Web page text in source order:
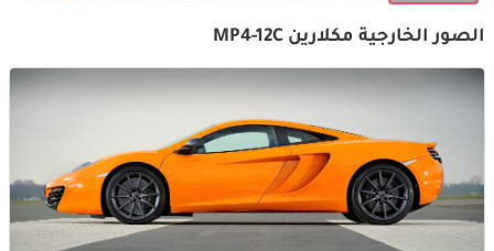
الصور الخارجية مكلارين MP4-12C